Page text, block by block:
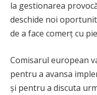
la gestionarea
deschide noi
de a face comerț cu
Comisarul european
pentru a avansa
și pentru a discuta